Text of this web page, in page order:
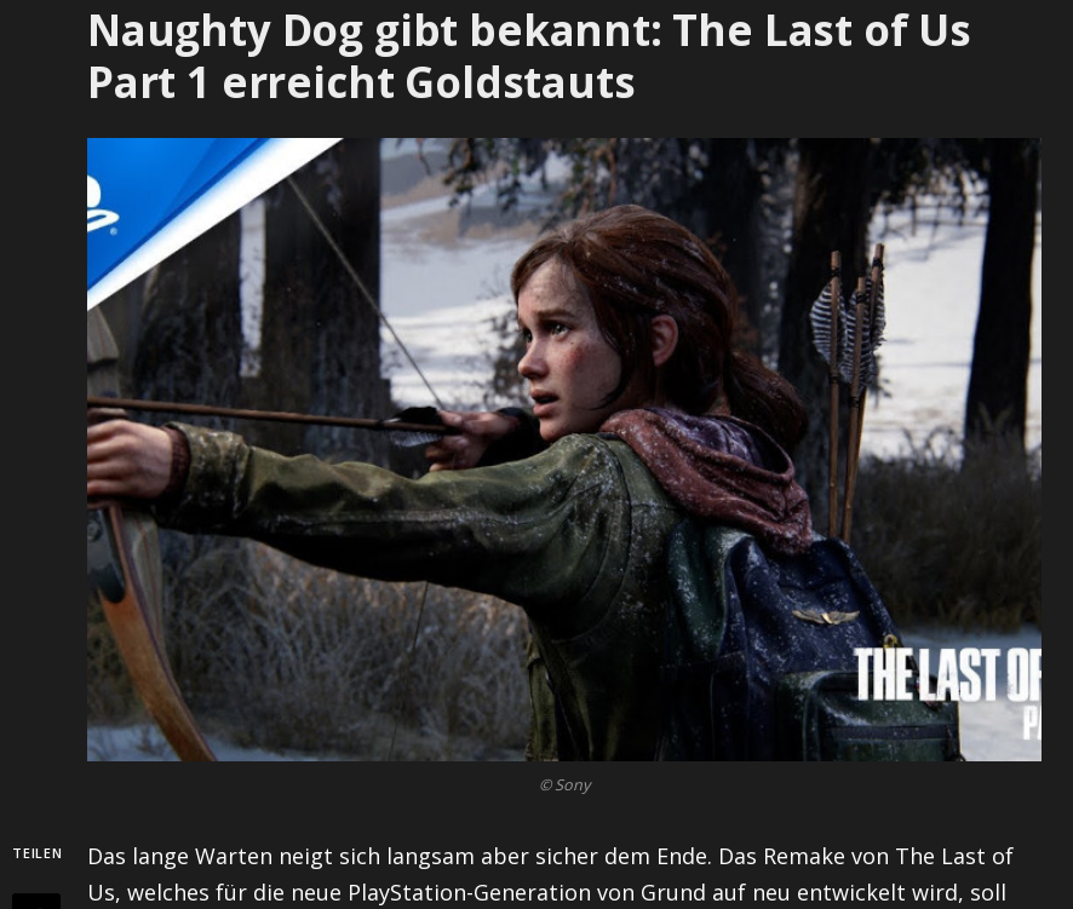
Naughty Dog gibt bekannt: The Last of Us
Part 1 erreicht Goldstauts
© Sony
TEILEN
Das lange Warten neigt sich langsam aber sicher dem Ende. Das Remake von The Last of
Us, welches für die neue PlayStation-Generation von Grund auf neu entwickelt wird, soll